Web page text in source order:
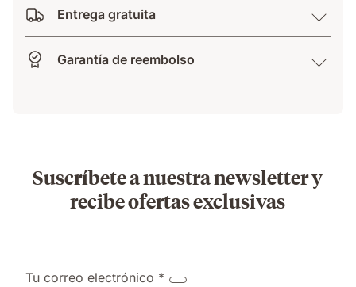
Entrega gratuita
Garantía de reembolso
Suscríbete a nuestra newsletter y
recibe ofertas exclusivas
Tu correo electrónico *